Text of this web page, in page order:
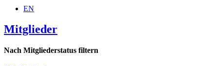
EN
Mitglieder
Nach Mitgliederstatus filtern